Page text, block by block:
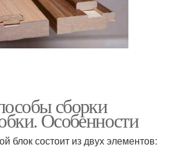
сборки
Особенности
блок состоит из двух элементов: